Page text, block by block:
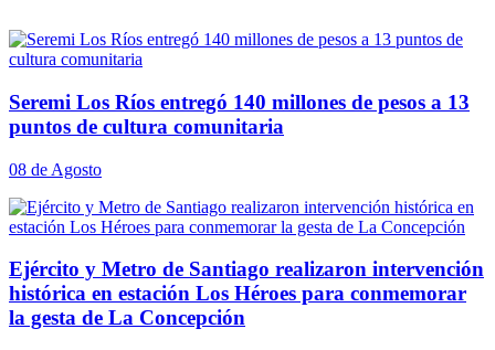
Seremi Los Ríos entregó 140 millones de pesos a 13
puntos de cultura comunitaria
08 de Agosto
Ejército y Metro de Santiago realizaron intervención
histórica en estación Los Héroes para conmemorar
la gesta de La Concepción